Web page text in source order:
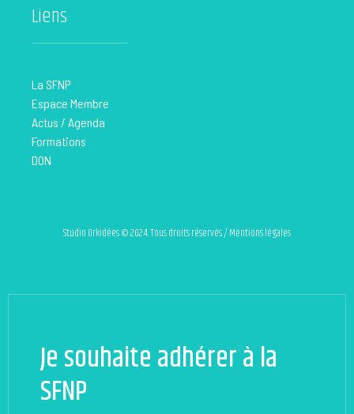
Liens
La SFNP
Espace Membre
Actus / Agenda
Formations
DON
Studio Orkidées © 2024. Tous droits réservés / Mentions légales
Je souhaite adhérer à la
SFNP